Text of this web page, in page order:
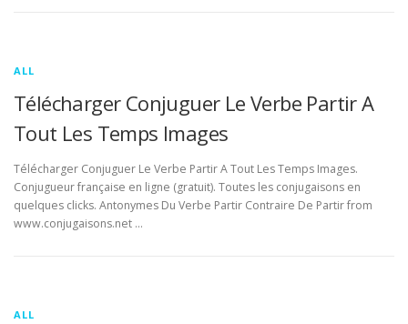
ALL
Télécharger Conjuguer Le Verbe Partir A
Tout Les Temps Images
Télécharger Conjuguer Le Verbe Partir A Tout Les Temps Images.
Conjugueur française en ligne (gratuit). Toutes les conjugaisons en
quelques clicks. Antonymes Du Verbe Partir Contraire De Partir from
www.conjugaisons.net …
ALL